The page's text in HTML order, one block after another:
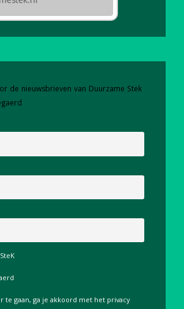
de nieuwsbrieven van Duurzame Stek
te gaan, ga je akkoord met het privacy